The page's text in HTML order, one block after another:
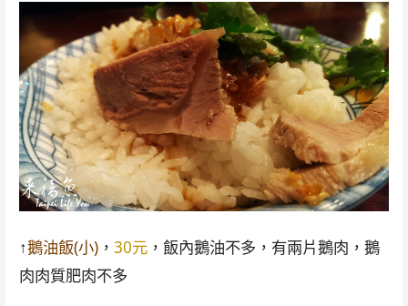
↑鵝油飯(小)， 30元，飯內鵝油不多，有兩片鵝肉，鵝
肉肉質肥肉不多